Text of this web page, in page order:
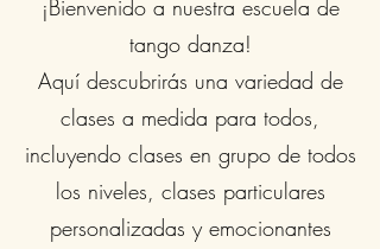
¡Bienvenido a nuestra escuela de
tango danza!
Aquí descubrirás una variedad de
clases a medida para todos,
incluyendo clases en grupo de todos
los niveles, clases particulares
personalizadas y emocionantes